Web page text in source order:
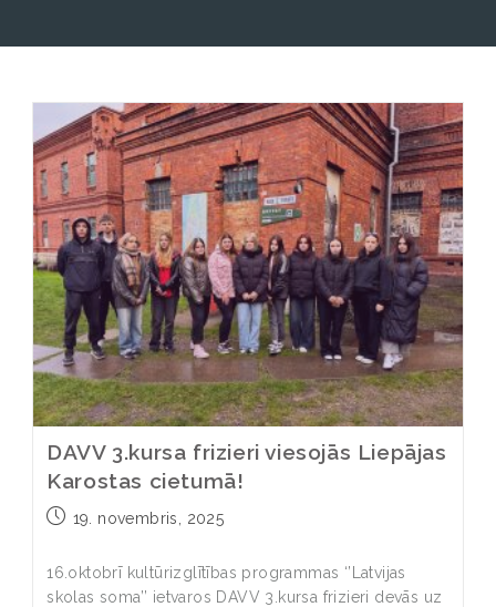
DAVV 3.kursa frizieri viesojās Liepājas
Karostas cietumā!
19. novembris, 2025
16.oktobrī kultūrizglītības programmas ‘’Latvijas
skolas soma’’ ietvaros DAVV 3.kursa frizieri devās uz